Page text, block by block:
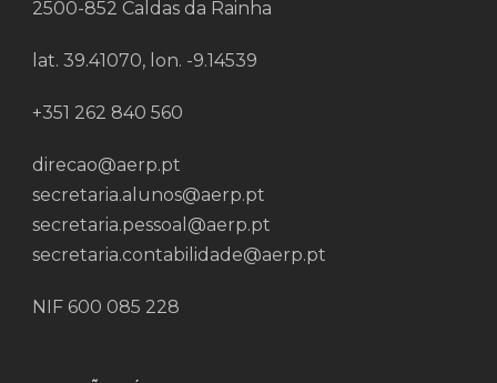
2500-852 Caldas da Rainha
lat. 39.41070, lon. -9.14539
+351 262 840 560
direcao@aerp.pt
secretaria.alunos@aerp.pt
secretaria.pessoal@aerp.pt
secretaria.contabilidade@aerp.pt
NIF 600 085 228